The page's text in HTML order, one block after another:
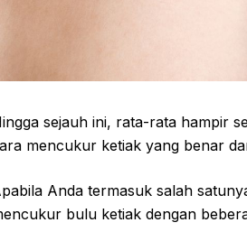
sejauh ini, rata-rata hampir
mencukur ketiak yang benar
Anda termasuk salah
bulu ketiak dengan